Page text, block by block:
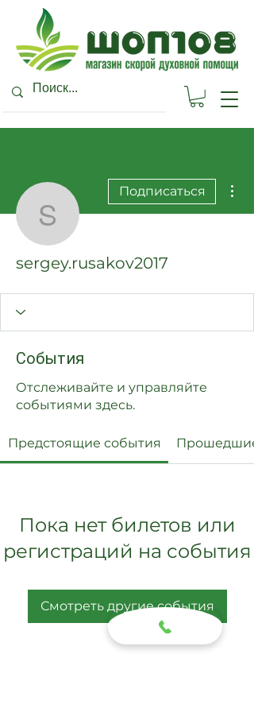
Подписаться
sergey.rusakov2017
События
Отслеживайте и управляйте
событиями здесь.
Предстоящие события
Пока нет билетов или
регистраций на события
Смотреть другие события